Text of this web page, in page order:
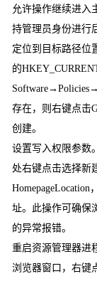
允许操作继续进入
持管理员身份进行
定位到目标路径位
的
存在，则右键点击
创建。
设置写入权限参数
处右键点击选择新
址。此操作可确保
的异常报错。
重启资源管理器进
浏览器窗口，右键